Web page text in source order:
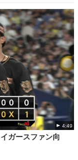
4:49
ガースファン向